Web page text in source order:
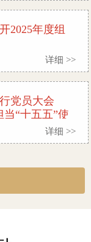
2025年度组
详细 >>
党员大会
“十五五”使
详细 >>